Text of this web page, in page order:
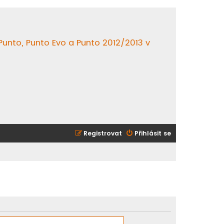
Punto Evo a Punto 2012/2013 v
Přihlásit se
Registrovat